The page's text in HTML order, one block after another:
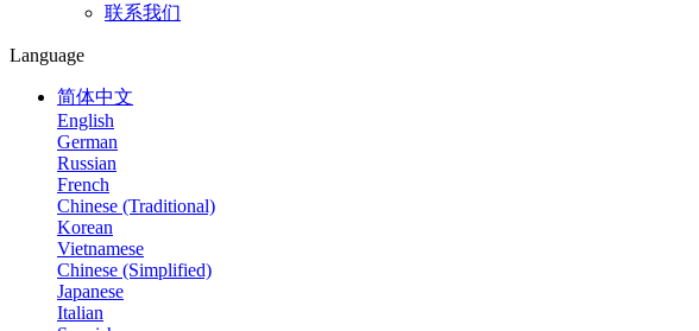
联系我们
Language
简体中文
English
German
Russian
French
Chinese (Traditional)
Korean
Vietnamese
Chinese (Simplified)
Japanese
Italian